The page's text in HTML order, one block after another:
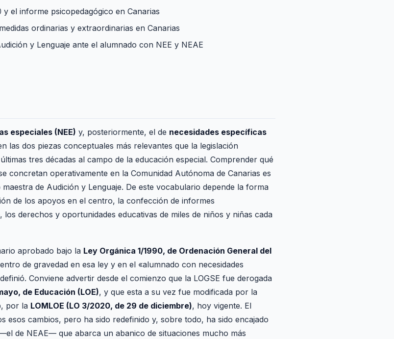
y el informe psicopedagógico en Canarias
ordinarias y extraordinarias en Canarias
y Lenguaje ante el alumnado con NEE y NEAE
especiales (NEE) y, posteriormente, el de necesidades específicas
las dos piezas conceptuales más relevantes que la legislación
tres décadas al campo de la educación especial. Comprender qué
concretan operativamente en la Comunidad Autónoma de Canarias es
de Audición y Lenguaje. De este vocabulario depende la forma
de los apoyos en el centro, la confección de informes
los derechos y oportunidades educativas de miles de niños y niñas cada
aprobado bajo la Ley Orgánica 1/1990, de Ordenación General del
de gravedad en esa ley y en el «alumnado con necesidades
Conviene advertir desde el comienzo que la LOGSE fue derogada
de Educación (LOE), y que esta a su vez fue modificada por la
por la LOMLOE (LO 3/2020, de 29 de diciembre), hoy vigente. El
esos cambios, pero ha sido redefinido y, sobre todo, ha sido encajado
de NEAE— que abarca un abanico de situaciones mucho más